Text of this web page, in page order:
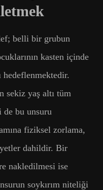
belli bir grubun
kasten içinde
hedeflenmektedir.
sekiz yaş altı tüm
de bu unsuru
fiziksel zorlama,
dahildir. Bir
nakledilmesi ise
soykırım niteliği